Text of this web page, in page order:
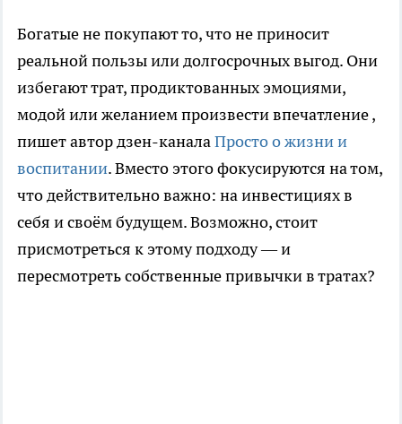
Богатые не покупают то, что не приносит
реальной пользы или долгосрочных выгод. Они
избегают трат, продиктованных эмоциями,
модой или желанием произвести впечатление,
пишет автор дзен-каналаПросто о жизни и
воспитании. Вместо этого фокусируются на том,
что действительно важно: на инвестициях в
себя и своём будущем. Возможно, стоит
присмотреться к этому подходу — и
пересмотреть собственные привычки в тратах?